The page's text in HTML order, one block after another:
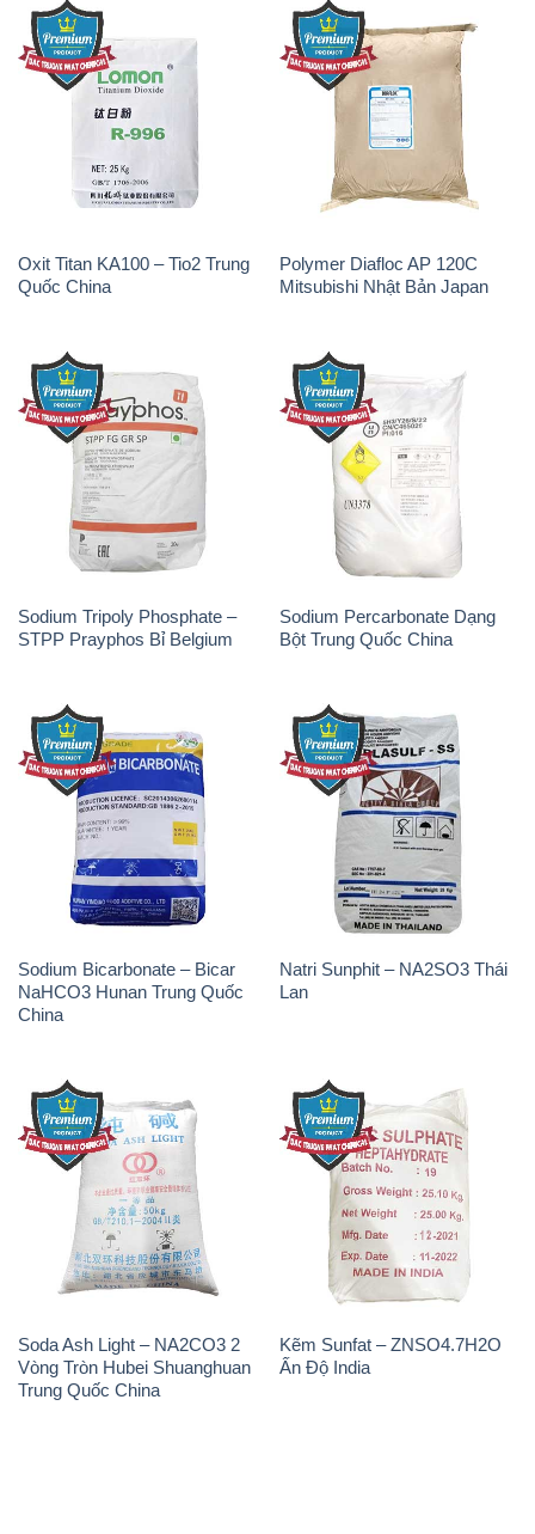
Oxit Titan KA100 – Tio2 Trung
Quốc China
Polymer Diafloc AP 120C
Mitsubishi Nhật Bản Japan
Sodium Tripoly Phosphate –
STPP Prayphos Bỉ Belgium
Sodium Percarbonate Dạng
Bột Trung Quốc China
Sodium Bicarbonate – Bicar
NaHCO3 Hunan Trung Quốc
China
Natri Sunphit – NA2SO3 Thái
Lan
Soda Ash Light – NA2CO3 2
Vòng Tròn Hubei Shuanghuan
Trung Quốc China
Kẽm Sunfat – ZNSO4.7H2O
Ấn Độ India